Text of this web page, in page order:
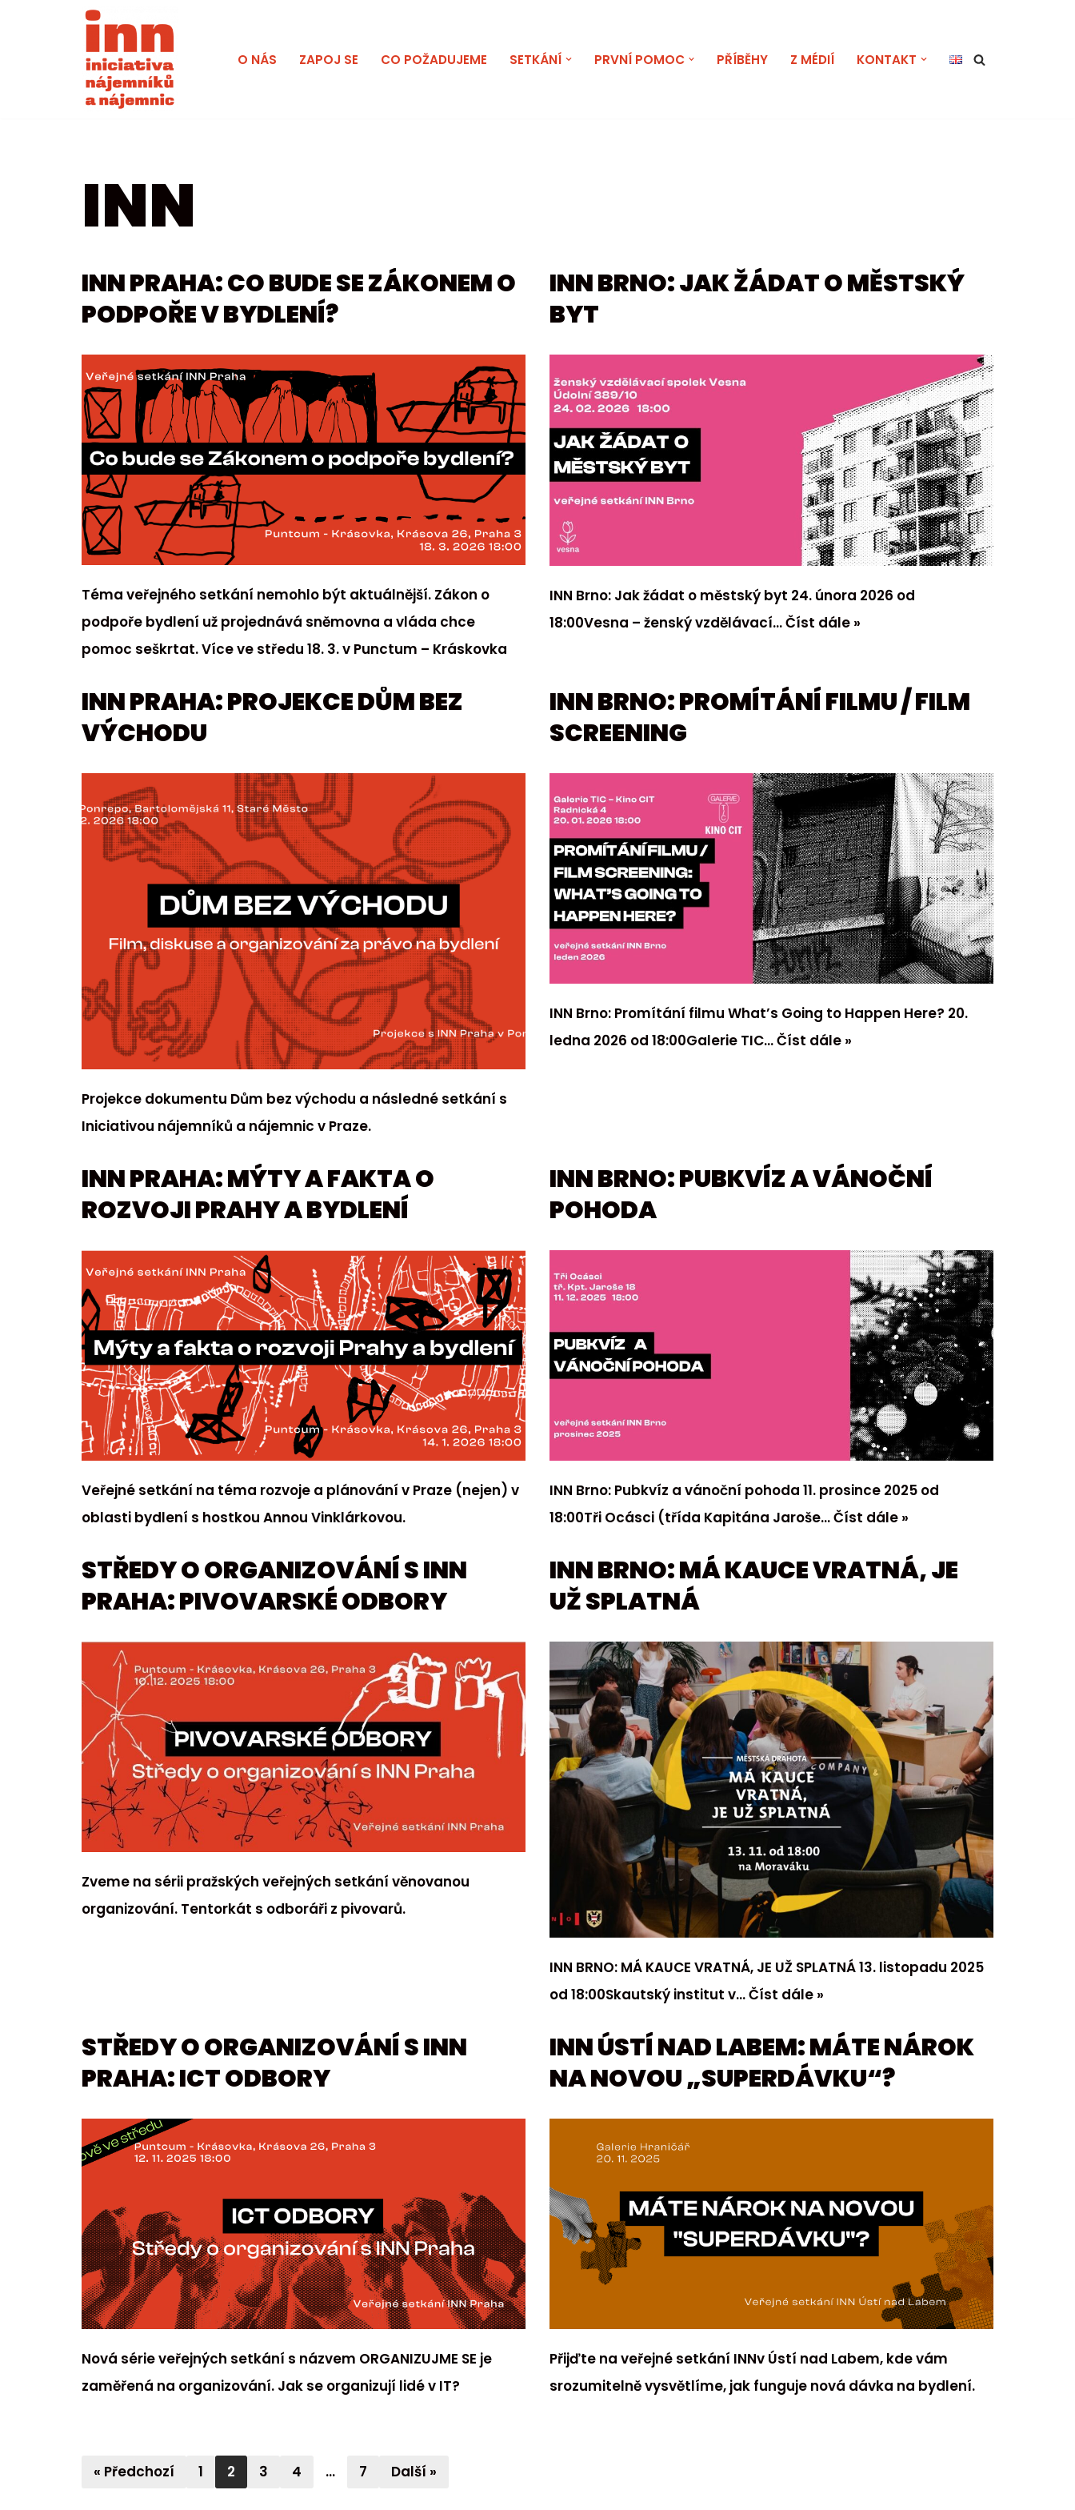
O NÁS ZAPOJ SE CO POŽADUJEME SETKÁNÍ PRVNÍ POMOC PŘÍBĚHY Z MÉDIÍ KONTAKT
INN
INN PRAHA: CO BUDE SE ZÁKONEM O
PODPOŘE V BYDLENÍ?
Téma veřejného setkání nemohlo být aktuálnější. Zákon o
podpoře bydlení už projednává sněmovna a vláda chce
pomoc seškrtat. Více ve středu 18. 3. v Punctum – Kráskovka
INN BRNO: JAK ŽÁDAT O MĚSTSKÝ
BYT
INN Brno: Jak žádat o městský byt 24. února 2026 od
18:00Vesna – ženský vzdělávací…Číst dále »
INN PRAHA: PROJEKCE DŮM BEZ
VÝCHODU
Projekce dokumentu Dům bez východu a následné setkání s
Iniciativou nájemníků a nájemnic v Praze.
INN BRNO: PROMÍTÁNÍ FILMU / FILM
SCREENING
INN Brno: Promítání filmu What’s Going to Happen Here? 20.
ledna 2026 od 18:00Galerie TIC…Číst dále »
INN PRAHA: MÝTY A FAKTA O
ROZVOJI PRAHY A BYDLENÍ
Veřejné setkání na téma rozvoje a plánování v Praze (nejen) v
oblasti bydlení s hostkou Annou Vinklárkovou.
INN BRNO: PUBKVÍZ A VÁNOČNÍ
POHODA
INN Brno: Pubkvíz a vánoční pohoda 11. prosince 2025 od
18:00Tři Ocásci (třída Kapitána Jaroše…Číst dále »
STŘEDY O ORGANIZOVÁNÍ S INN
PRAHA: PIVOVARSKÉ ODBORY
Zveme na sérii pražských veřejných setkání věnovanou
organizování. Tentorkát s odboráři z pivovarů.
INN BRNO: MÁ KAUCE VRATNÁ, JE
UŽ SPLATNÁ
INN BRNO: MÁ KAUCE VRATNÁ, JE UŽ SPLATNÁ 13. listopadu 2025
od 18:00Skautský institut v…Číst dále »
STŘEDY O ORGANIZOVÁNÍ S INN
PRAHA: ICT ODBORY
Nová série veřejných setkání s názvem ORGANIZUJME SE je
zaměřená na organizování. Jak se organizují lidé v IT?
INN ÚSTÍ NAD LABEM: MÁTE NÁROK
NA NOVOU „SUPERDÁVKU“?
Přijďte na veřejné setkání INNv Ústí nad Labem, kde vám
srozumitelně vysvětlíme, jak funguje nová dávka na bydlení.
« Předchozí 1 2 3 4 … 7 Další »